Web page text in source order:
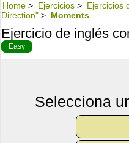
Home > Ejercicios > Ejercicios
Direction" > Moments
Ejercicio de inglés
Easy
Selecciona